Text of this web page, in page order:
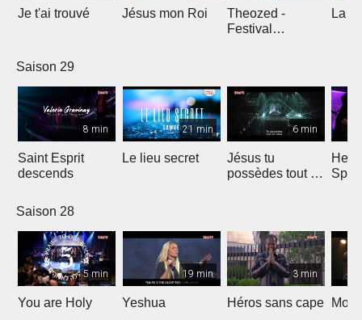
Je t'ai trouvé Jésus mon Roi
Theozed -
Festival
La
Saison 29
8 min
Saint Esprit
descends
21 min
Le lieu secret
6 min
Jésus tu
possèdes tout en
He
Saison 28
5 min
You are Holy
19 min
Yeshua
3 min
Héros sans cape Moi